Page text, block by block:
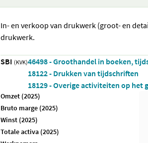
In- en verkoop van drukwerk (groot- en
drukwerk.
SBI (KVK)46498 - Groothandel in boeken,
18122 - Drukken van tijdschriften
18129 - Overige activiteiten op het
Omzet (2025)
Bruto marge (2025)
Winst (2025)
Totale activa (2025)